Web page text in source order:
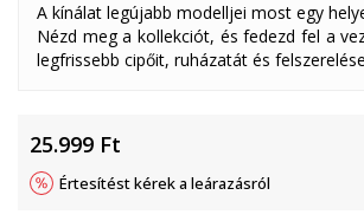
A kínálat legújabb modelljei most egy
Nézd meg a kollekciót, és fedezd fel a
legfrissebb cipőit, ruházatát és
25.999 Ft
Értesítést kérek a leárazásról